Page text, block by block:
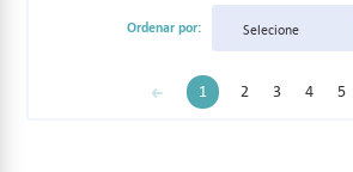
Ordenar por:
1 2 3 4 5